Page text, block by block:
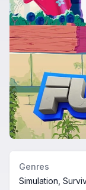
Genres
Simulation,